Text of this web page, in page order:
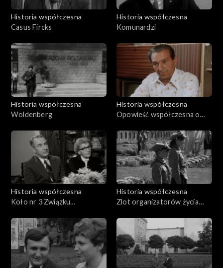
Historia współczesna
Casus Fircks
Historia współczesna
Komunardzi
Historia współczesna
Woldenberg
Historia współczesna
Opowieść współczesna o
żyjącym oficerze obrony
Westerplatte
Historia współczesna
Koło nr 3 Związku
Demokrację
Historia współczesna
Zlot organizatorów życia
Dolnego Śląska w latach
1945-1948